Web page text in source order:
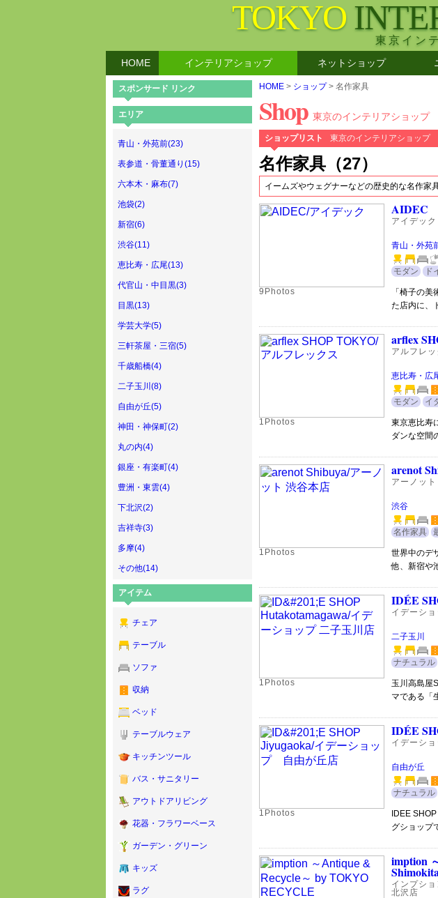
TOKYO
東京イン
HOME インテリアショップ ネットショップ
スポンサード リンク
エリア
青山・外苑前(23)
表参道・骨董通り(15)
六本木・麻布(7)
池袋(2)
新宿(6)
渋谷(11)
恵比寿・広尾(13)
代官山・中目黒(3)
目黒(13)
学芸大学(5)
三軒茶屋・三宿(5)
千歳船橋(4)
二子玉川(8)
自由が丘(5)
神田・神保町(2)
丸の内(4)
銀座・有楽町(4)
豊洲・東雲(4)
下北沢(2)
吉祥寺(3)
多摩(4)
その他(14)
アイテム
チェア
テーブル
ソファ
収納
ベッド
テーブルウェア
キッチンツール
バス・サニタリー
アウトドアリビング
花器・フラワーベース
ガーデン・グリーン
キッズ
ラグ
HOME > ショップ> 名作家具
Shop 東京のインテリアショップ
ショップリスト 東京のインテリアショップ
名作家具（27）
イームズやウェグナーなどの歴史的な名作家
9Photos
AIDEC
アイデック
青山・外苑
モダン ド
「椅子の
た店内に、
1Photos
arflex
アルフレッ
恵比寿・広
モダン イ
東京恵比寿
ダンな空間
1Photos
arenot
アーノッ
渋谷
名作家具
世界中のデ
他、新宿や
1Photos
IDÉE
イデーシ
二子玉川
ナチュラル
玉川高島屋
マである「
1Photos
IDÉE
イデーシ
自由が丘
ナチュラル
IDEE
グショップ
imption
インプシ
北沢店